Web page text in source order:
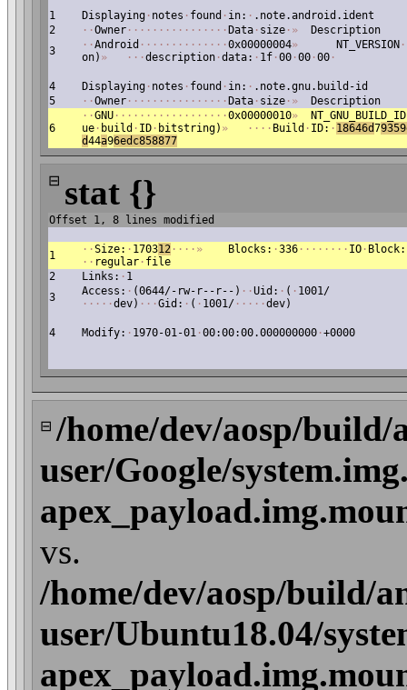
1 Displaying · notes · found · in: · .note.android.ident
2
· ·Owner · · · · · · · · · · · · · · · · Data · size · » Description
3
· ·Android · · · · · · · · · · · · · ·0x00000004» NT_VERSION ·
on) » · · ·description ·data: · 1f ·00 ·00 ·00 ·
4 Displaying · notes · found · in: · .note.gnu.build-id
5
· ·Owner · · · · · · · · · · · · · · · · Data · size · » Description
6
· ·GNU · · · · · · · · · · · · · · · · · ·0x00000010» NT_GNU_BUILD_ID
ue · build · ID · bitstring) » · · · · Build · ID: · 18646d7
d44a96edc858877
⊟ stat {}
Offset 1, 8 lines modified
1 · ·Size: · 170312 · · · · » Blocks: ·336 · · · · · · · · IO · Block:
· · regular · file
2
Links: · 1
3
Access: · (0644/-rw-r--r--) · ·Uid: · ( · 1001/
· · · · ·dev) · · ·Gid: · ( · 1001/ · · · · ·dev)
4 Modify: · 1970-01-01 ·00:00:00.000000000 ·+0000
⊟ /home/dev/aosp/
user/Google/
vs.
/home/dev/aosp/build/
user/Ubuntu18.04/